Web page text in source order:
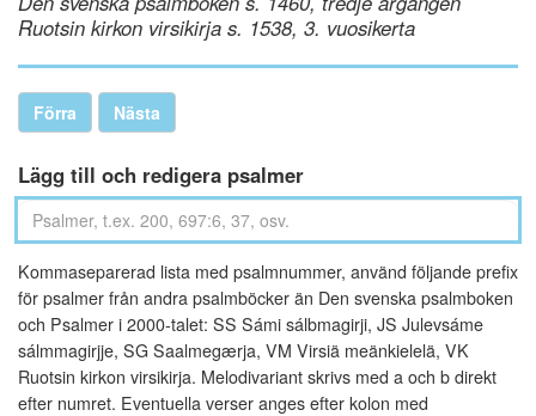
Ruotsin kirkon virsikirja s. 1538, 3. vuosikerta
Förra Nästa
Lägg till och redigera psalmer
Kommaseparerad lista med psalmnummer, använd följande prefix
för psalmer från andra psalmböcker än Den svenska psalmboken
och Psalmer i 2000-talet: SS Sámi sálbmagirji, JS Julevsáme
sálmmagirjje, SG Saalmegærja, VM Virsiä meänkielelä, VK
Ruotsin kirkon virsikirja. Melodivariant skrivs med a och b direkt
efter numret. Eventuella verser anges efter kolon med